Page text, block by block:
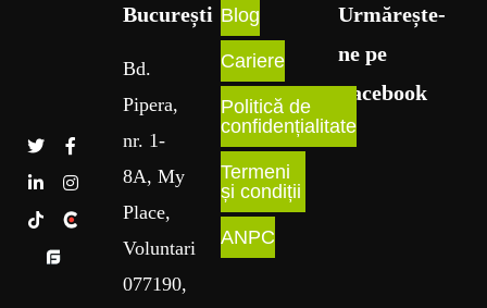
București​
Bd.
Pipera,
nr. 1-
8A, My
Place,
Voluntari
077190,
Blog
Cariere
Politică de
confidențialitate
Termeni
și condiții
ANPC
Urmărește-
ne pe
Facebook